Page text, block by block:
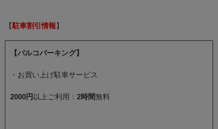
【 駐車割引情報 】
【パルコパーキング】
・お買い上げ駐車サービス
2000円 以上ご利用： 2時間無料